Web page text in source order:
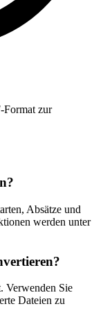
Format zur
Absätze und
werden unter
Verwenden Sie
Dateien zu